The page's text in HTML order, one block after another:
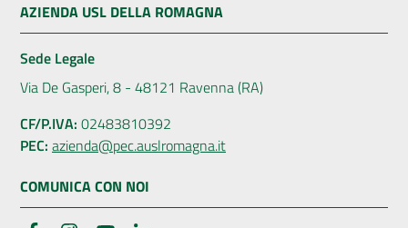
AZIENDA USL DELLA ROMAGNA
Sede Legale
Via De Gasperi, 8 - 48121 Ravenna (RA)
CF/P.IVA: 02483810392
PEC: azienda@pec.auslromagna.it
COMUNICA CON NOI